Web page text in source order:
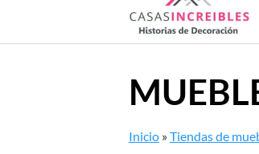
Inicio »Tiendas de